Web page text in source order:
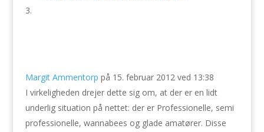
Margit Ammentorp på 15. februar 2012 ved 13:38
I virkeligheden drejer dette sig om, at der er en lidt
underlig situation på nettet: der er Professionelle, semi
professionelle, wannabees og glade amatører. Disse